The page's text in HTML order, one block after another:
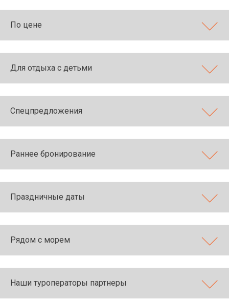
По цене
Для отдыха с детьми
Спецпредложения
Раннее бронирование
Праздничные даты
Рядом с морем
Наши туроператоры партнеры